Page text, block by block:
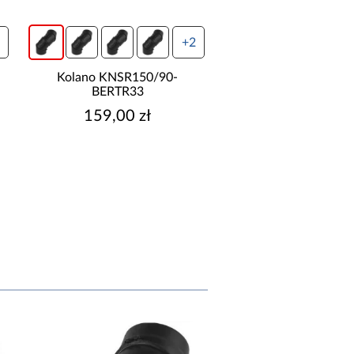
+2
Kolano KNSR150/90-
BERTR33
159,00 zł